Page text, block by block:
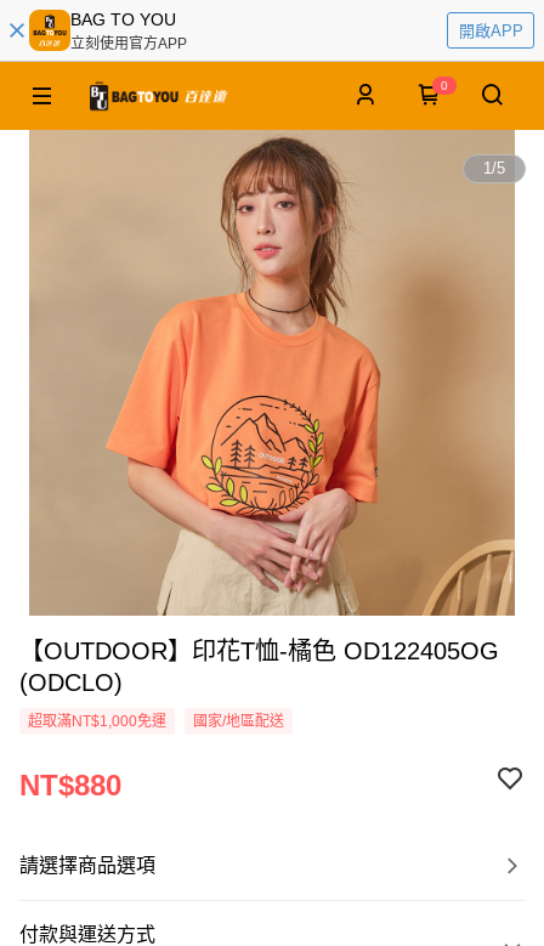
BAG TO YOU
立刻使用官方APP
開啟APP
0
1/5
【OUTDOOR】印花T恤-橘色 OD122405OG
(ODCLO)
超取滿NT$1,000免運 國家/地區配送
NT$880
請選擇商品選項
付款與運送方式